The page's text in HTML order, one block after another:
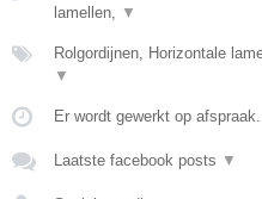
lamellen,
▼
Rolgordijnen, Horizontale
▼
Er wordt gewerkt op afspraak.
Laatste facebook posts ▼